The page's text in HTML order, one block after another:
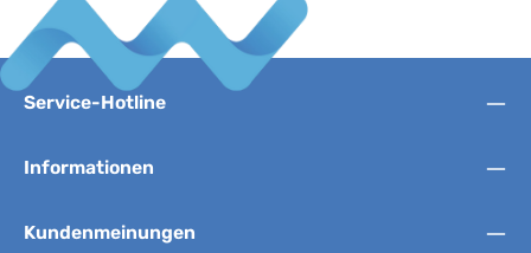
Service-Hotline
Informationen
Kundenmeinungen